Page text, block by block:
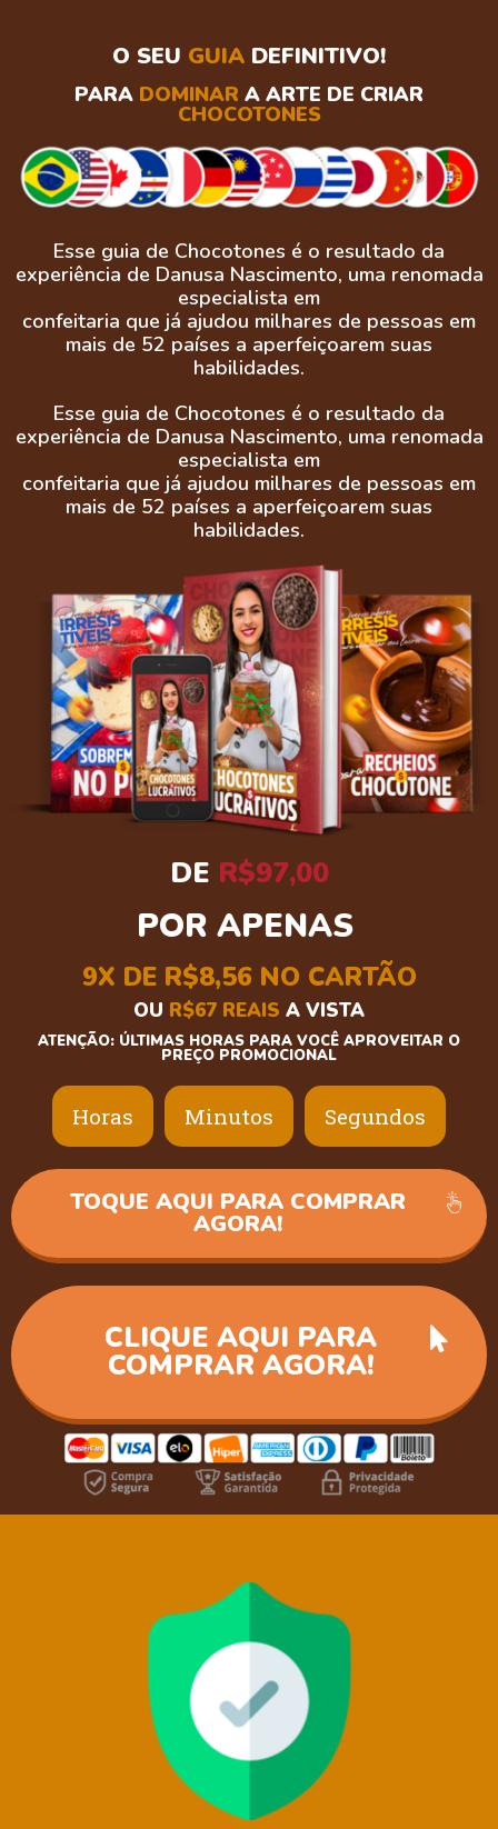
O SEU GUIA DEFINITIVO!
PARA DOMINAR A ARTE DE CRIAR
CHOCOTONES
Esse guia de Chocotones é o resultado da
experiência de Danusa Nascimento, uma renomada
especialista em
confeitaria que já ajudou milhares de pessoas em
mais de 52 países a aperfeiçoarem suas
habilidades.
Esse guia de Chocotones é o resultado da
experiência de Danusa Nascimento, uma renomada
especialista em
confeitaria que já ajudou milhares de pessoas em
mais de 52 países a aperfeiçoarem suas
habilidades.
DE R$97,00
POR APENAS
9X DE R$8,56 NO CARTÃO
OU R$67 REAIS A VISTA
ATENÇÃO: ÚLTIMAS HORAS PARA VOCÊ APROVEITAR O
PREÇO PROMOCIONAL
Horas Minutos Segundos
TOQUE AQUI PARA COMPRAR
AGORA!
CLIQUE AQUI PARA
COMPRAR AGORA!